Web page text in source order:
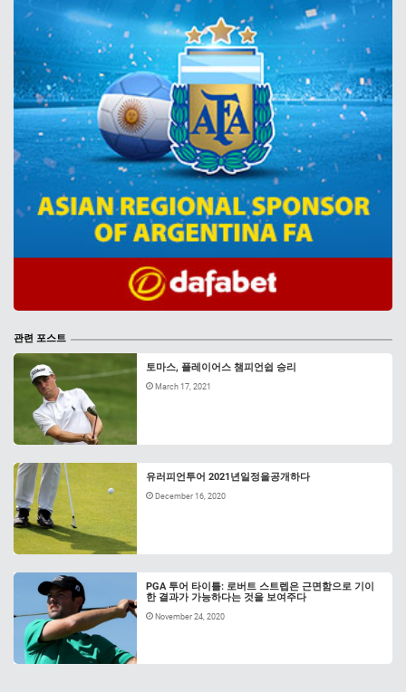
관련 포스트
토마스, 플레이어스 챔피언쉽 승리
March 17, 2021
유러피언투어 2021년일정을공개하다
December 16, 2020
PGA 투어 타이틀: 로버트 스트렙은 근면함으로 기이
한 결과가 가능하다는 것을 보여주다
November 24, 2020